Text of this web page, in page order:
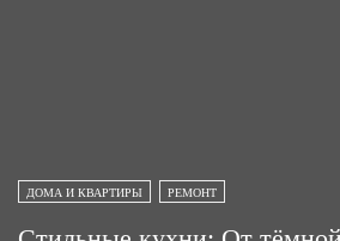
ДОМА И КВАРТИРЫ РЕМОНТ